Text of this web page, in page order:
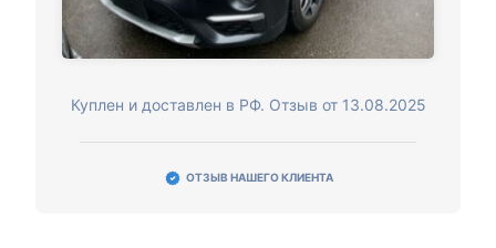
Куплен и доставлен в РФ. Отзыв от 13.08.2025
ОТЗЫВ НАШЕГО КЛИЕНТА